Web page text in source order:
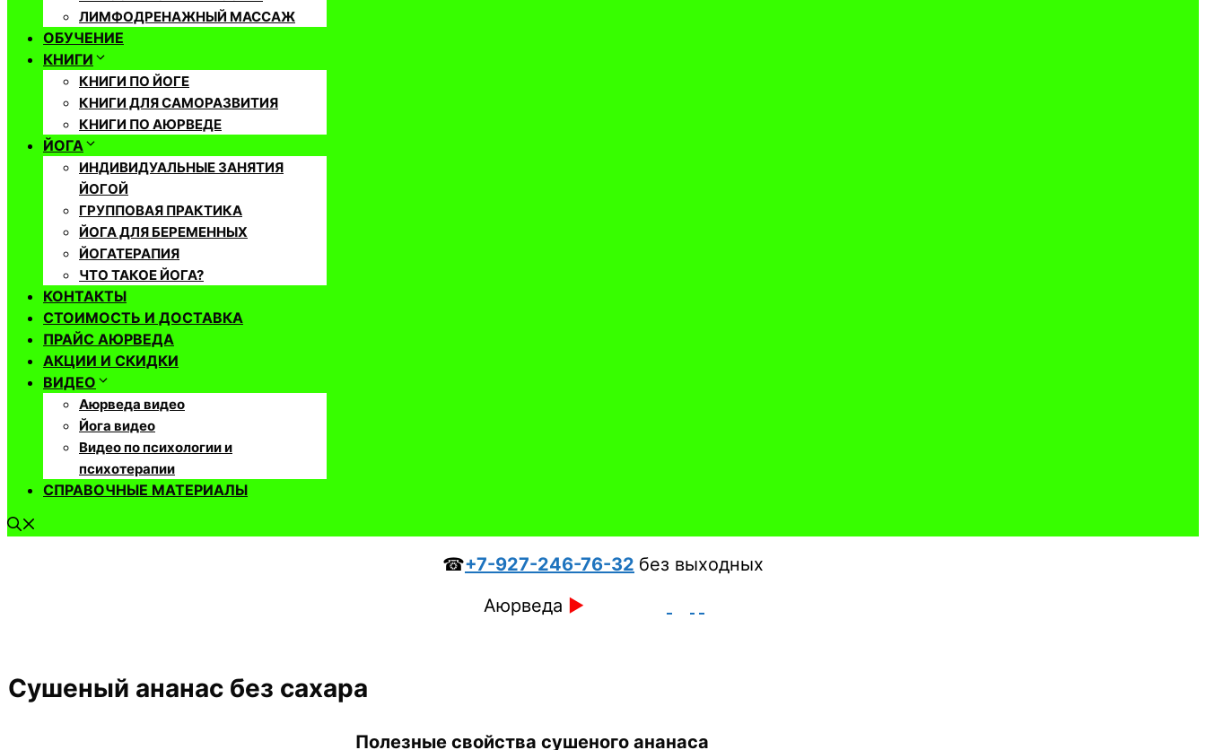
ЛИМФОДРЕНАЖНЫЙ МАССАЖ
ОБУЧЕНИЕ
КНИГИ
КНИГИ ПО ЙОГЕ
КНИГИ ДЛЯ САМОРАЗВИТИЯ
КНИГИ ПО АЮРВЕДЕ
ЙОГА
ИНДИВИДУАЛЬНЫЕ ЗАНЯТИЯ
ЙОГОЙ
ГРУППОВАЯ ПРАКТИКА
ЙОГА ДЛЯ БЕРЕМЕННЫХ
ЙОГАТЕРАПИЯ
ЧТО ТАКОЕ ЙОГА?
КОНТАКТЫ
СТОИМОСТЬ И ДОСТАВКА
ПРАЙС АЮРВЕДА
АКЦИИ И СКИДКИ
ВИДЕО
Аюрведа видео
Йога видео
Видео по психологии и
психотерапии
СПРАВОЧНЫЕ МАТЕРИАЛЫ
☎+7-927-246-76-32 без выходных
Аюрведа ►
Сушеный ананас без сахара
Полезные свойства сушеного ананаса